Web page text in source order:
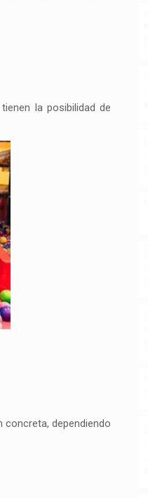
la posibilidad de
concreta, dependiendo